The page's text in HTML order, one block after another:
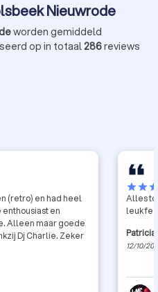
Nieuwrode
worden gemiddeld
op in totaal286reviews
(retro) en had heel
en
Alleen maar goede
Dj Charlie. Zeker
starstar
Alles
leuk
Patricia
12/10/